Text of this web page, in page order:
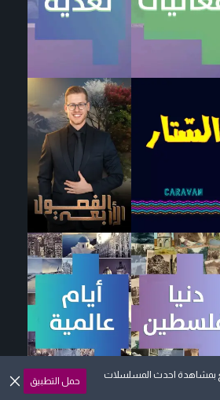
بمشاهدة احدث المسلسلات
حمل التطبيق